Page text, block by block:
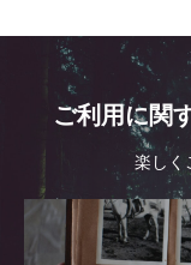
ご利用に関
楽しく